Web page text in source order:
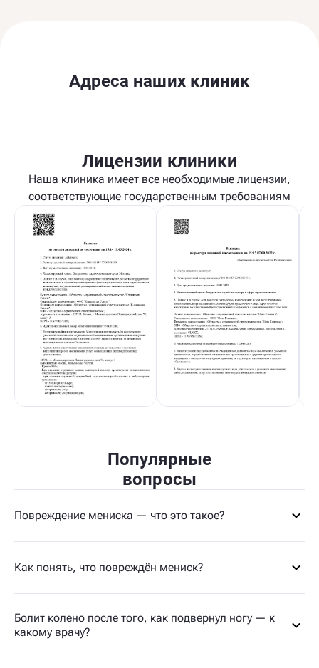
Адреса наших клиник
Лицензии клиники
Наша клиника имеет все необходимые лицензии,
соответствующие государственным требованиям
Популярные
вопросы
Повреждение мениска — что это такое?
Как понять, что повреждён мениск?
Болит колено после того, как подвернул ногу — к
какому врачу?